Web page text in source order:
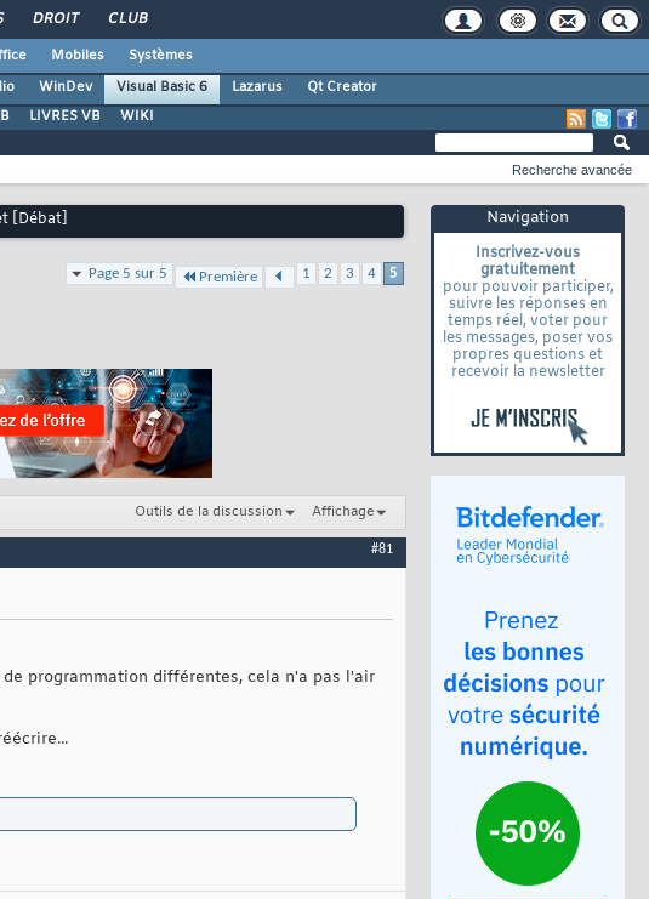
DROIT CLUB
Mobiles
Systèmes
WinDev Visual Basic 6 Lazarus
Qt Creator
LIVRES VB WIKI
Navigation
Inscrivez-vous
gratuitement
pour pouvoir participer,
suivre les réponses en
temps réel, voter pour
les messages, poser vos
propres questions et
recevoir la newsletter
Recherche avancée
[Débat]
Page 5 sur 5 Première 1 2 3 4 5
Outils de la discussion Affichage
#81
programmation différentes, cela n'a pas l'air